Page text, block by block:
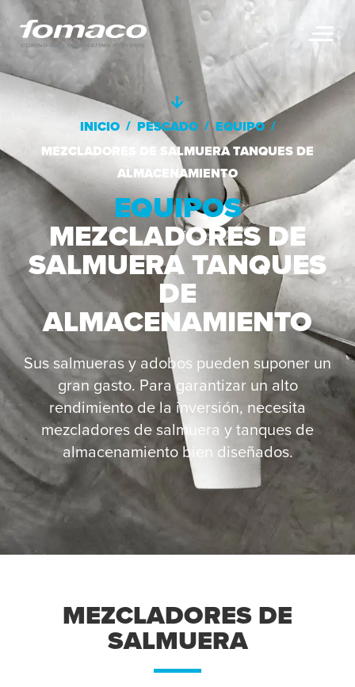
INICIO / PESCADO / EQUIPO /
MEZCLADORES DE SALMUERA TANQUES DE
ALMACENAMIENTO
EQUIPOS
MEZCLADORES DE
SALMUERA TANQUES
DE
ALMACENAMIENTO
Sus salmueras y adobos pueden suponer un
gran gasto. Para garantizar un alto
rendimiento de la inversión, necesita
mezcladores de salmuera y tanques de
almacenamiento bien diseñados.
MEZCLADORES DE
SALMUERA